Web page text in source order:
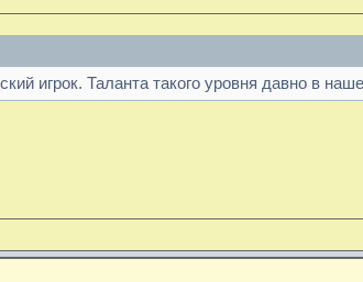
игрок. Таланта такого уровня давно в